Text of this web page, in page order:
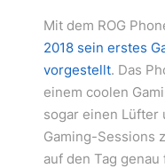
Mit dem ROG
2018 sein erstes
vorgestellt. Das
einem coolen
sogar einen Lüfter
Gaming-Sessions
auf den Tag genau